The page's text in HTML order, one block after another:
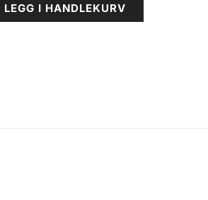
LEGG I HANDLEKURV